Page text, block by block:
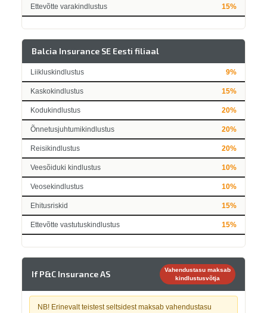
Ettevõtte varakindlustus 15%
Balcia Insurance SE Eesti filiaal
Liikluskindlustus 9%
Kaskokindlustus 15%
Kodukindlustus 20%
Õnnetusjuhtumikindlustus 20%
Reisikindlustus 20%
Veesõiduki kindlustus 10%
Veosekindlustus 10%
Ehitusriskid 15%
Ettevõtte vastutuskindlustus 15%
If P&C Insurance AS
Vahendustasu maksab
kindlustusvõtja
NB! Erinevalt teistest seltsidest maksab vahendustasu